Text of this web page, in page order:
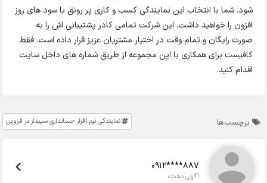
شود. شما با انتخاب این نمایندگی کسب و کاری پر رونق با سود های روز
افزون را خواهید داشت. این شرکت تمامی کادر پشتیبانی اش را به
صورت رایگان و تمام وقت در اختیار مشتریان عزیز قرار داده است. فقط
کافیست برای همکاری با این مجموعه از طریق شماره های داخل سایت
اقدام کنید.
برچسب‌ها: نمایندگی نرم افزار حسابداری سپیدار در قزوین
0912****887
آگهی دهنده